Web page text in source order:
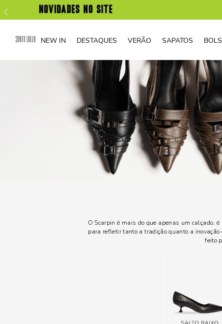
NEW IN DESTAQUES VERÃO SAPATOS
O Scarpin é mais do que apenas um calçado,
para refletir tanto a tradição quanto a
feito